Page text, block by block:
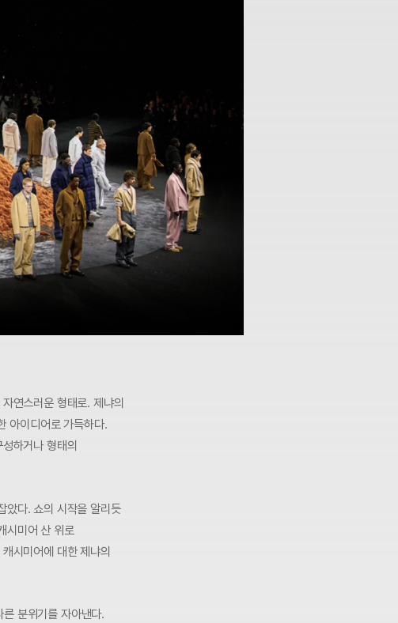
연스러운 형태로. 제냐의
이디어로 가득하다.
하거나 형태의
았다. 쇼의 시작을 알리듯
시미어 산 위로
시미어에 대한 제냐의
분위기를 자아낸다.